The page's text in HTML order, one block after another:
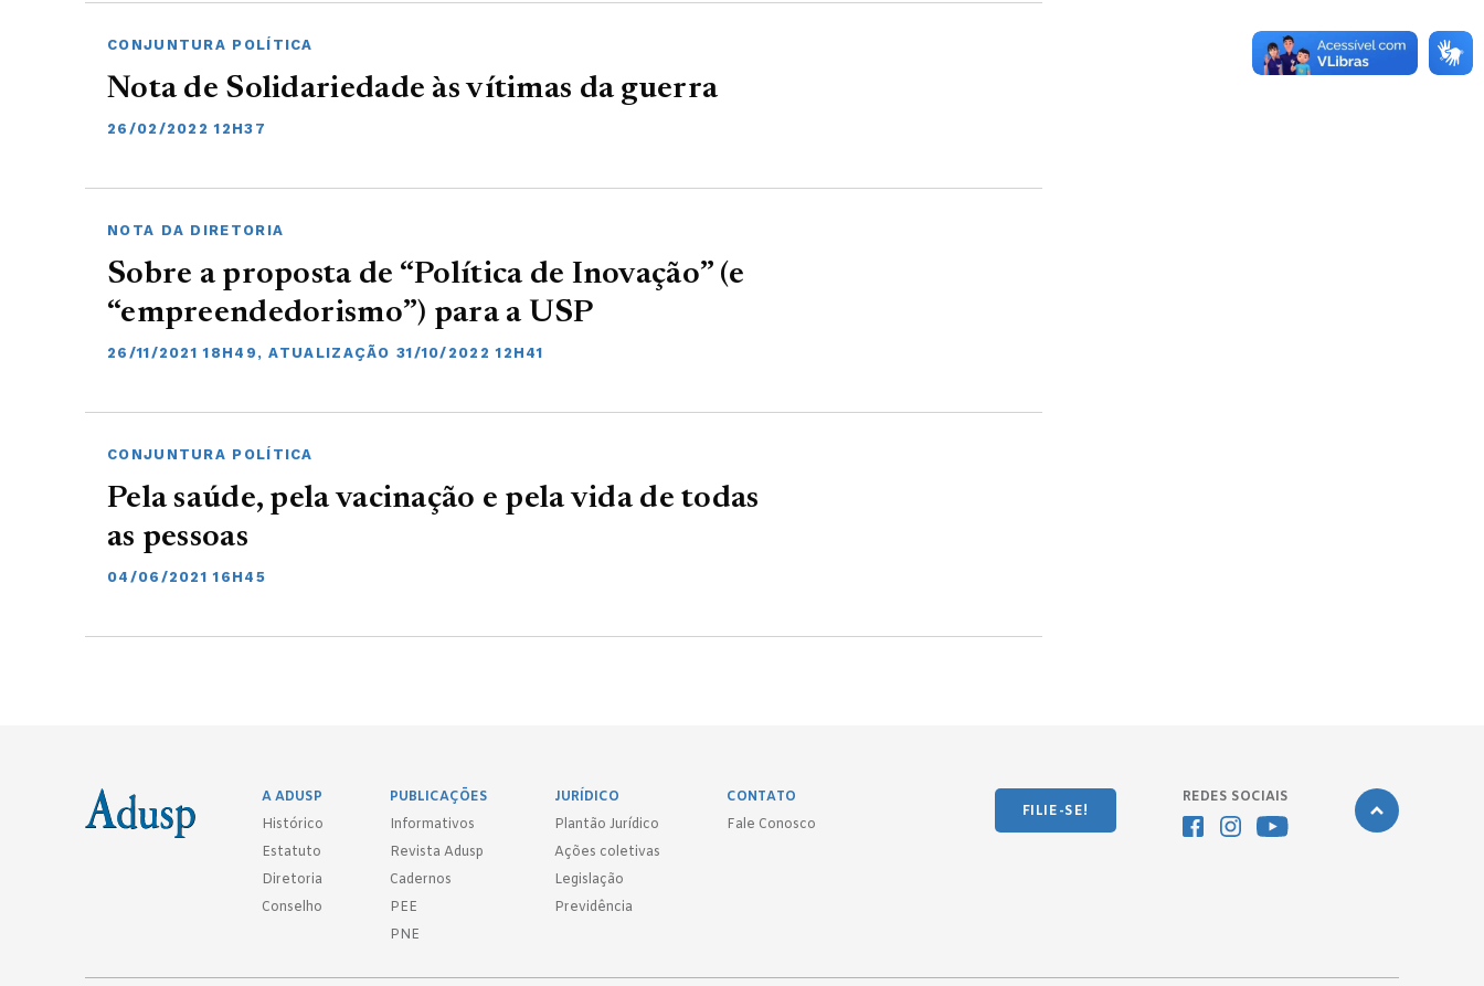
CONJUNTURA POLÍTICA
Nota de Solidariedade às vítimas da guerra
26/02/2022 12H37
NOTA DA DIRETORIA
Sobre a proposta de “Política de Inovação” (e
“empreendedorismo”) para a USP
26/11/2021 18H49, ATUALIZAÇÃO 31/10/2022 12H41
CONJUNTURA POLÍTICA
Pela saúde, pela vacinação e pela vida de todas
as pessoas
04/06/2021 16H45
A ADUSP
Histórico
Estatuto
Diretoria
Conselho
PUBLICAÇÕES
Informativos
Revista Adusp
Cadernos
PEE
PNE
JURÍDICO
Plantão Jurídico
Ações coletivas
Legislação
Previdência
CONTATO
Fale Conosco
FILIE-SE!
REDES SOCIAIS